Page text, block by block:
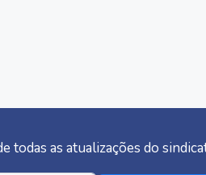
todas as atualizações do